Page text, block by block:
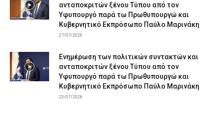
ανταποκριτών ξένου Τύπου από τον
Υφυπουργό παρά τω Πρωθυπουργώ και
Κυβερνητικό Εκπρόσωπο Παύλο Μαρινάκη
27/07/2026
Ενημέρωση των πολιτικών συντακτών και
ανταποκριτών ξένου Τύπου από τον
Υφυπουργό παρά τω Πρωθυπουργώ και
Κυβερνητικό Εκπρόσωπο Παύλο Μαρινάκη
23/07/2026